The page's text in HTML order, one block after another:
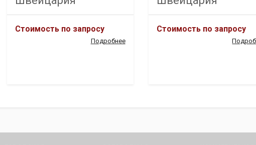
Стоимость по запросу
Подробнее
Стоимость по запросу